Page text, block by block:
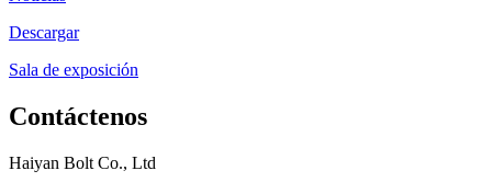
Descargar
Sala de exposición
Contáctenos
Haiyan Bolt Co., Ltd